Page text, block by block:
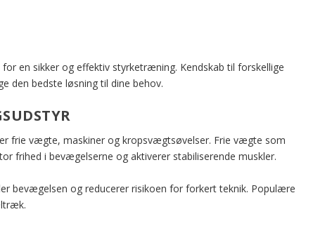
en sikker og effektiv styrketræning. Kendskab til forskellige
den bedste løsning til dine behov.
frie vægte, maskiner og kropsvægtsøvelser. Frie vægte som
frihed i bevægelserne og aktiverer stabiliserende muskler.
bevægelsen og reducerer risikoen for forkert teknik. Populære